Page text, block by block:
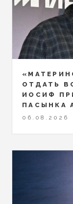
ОТДАТЬ
ИОСИФ
ПАСЫНКА
06.08.2026